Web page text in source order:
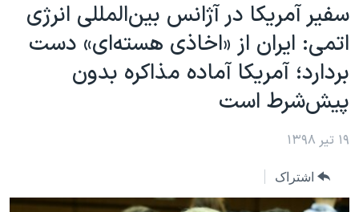
اصلی
جهش
به
صفحه
اصلی
جهش
به
ایران
آمریکا
جهان
ورزشی
گزیده‌ها
برنامه های تلویزیونی
جدول برنامه ها
صفحه‌های ویژه
جام جهانی ۲۰۲۶
عملیات خشم حماسی
فرکانس‌های صدای آمریکا
پخش رادیویی
یادگیری زبان انگلیسی
سفیر آمریکا در آژانس بین‌المللی انرژی
اتمی: ایران از «اخاذی هسته‌ای» دست
بردارد؛ آمریکا آماده مذاکره بدون
پیش‌شرط است
۱۹ تیر ۱۳۹۸
اشتراک